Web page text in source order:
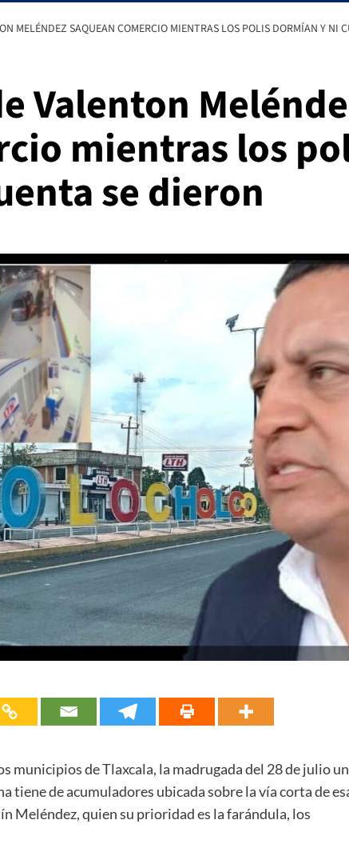
MELÉNDEZ SAQUEAN COMERCIO MIENTRAS LOS POLIS DORMÍAN Y NI
Valenton
mientras los
se dieron
municipios de Tlaxcala, la madrugada del 28 de julio un
tiene de acumuladores ubicada sobre la vía corta de
Meléndez, quien su prioridad es la farándula, los